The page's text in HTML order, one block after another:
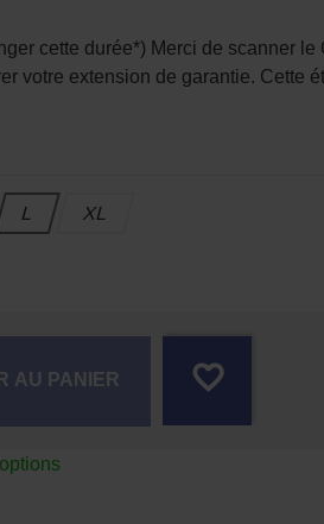
cette durée*) Merci de scanner le
votre extension de garantie. Cette
L XL
AU PANIER favorite_border